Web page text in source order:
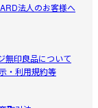
法人のお客様へ
無印良品について
・利用規約等